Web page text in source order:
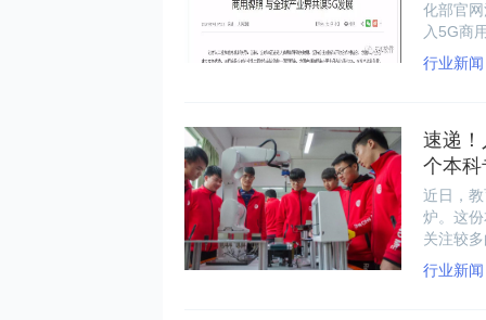
化部官
入5G商
行业新闻
速递
个本
近日，
炉。这
关注较
况。
行业新闻